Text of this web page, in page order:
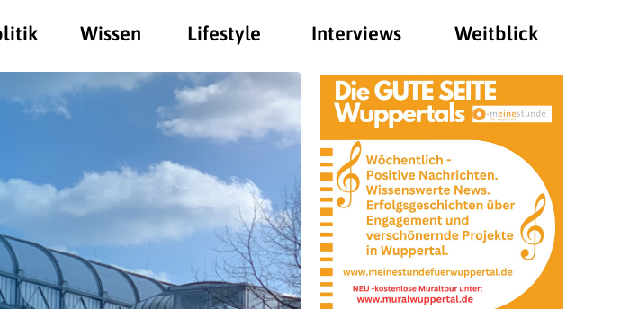
Wissen Lifestyle Interviews Weitblick